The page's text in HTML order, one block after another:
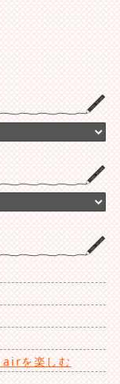
airを楽しむ